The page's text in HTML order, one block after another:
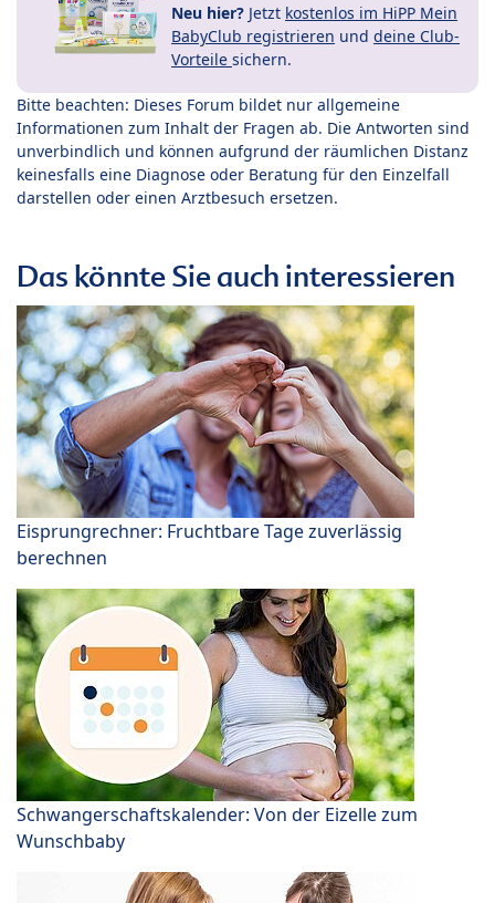
Neu hier? Jetzt kostenlos im HiPP Mein
BabyClub registrieren und deine Club-
Vorteile sichern.
Bitte beachten: Dieses Forum bildet nur allgemeine
Informationen zum Inhalt der Fragen ab. Die Antworten sind
unverbindlich und können aufgrund der räumlichen Distanz
keinesfalls eine Diagnose oder Beratung für den Einzelfall
darstellen oder einen Arztbesuch ersetzen.
Das könnte Sie auch interessieren
Eisprungrechner: Fruchtbare Tage zuverlässig
berechnen
Schwangerschaftskalender: Von der Eizelle zum
Wunschbaby